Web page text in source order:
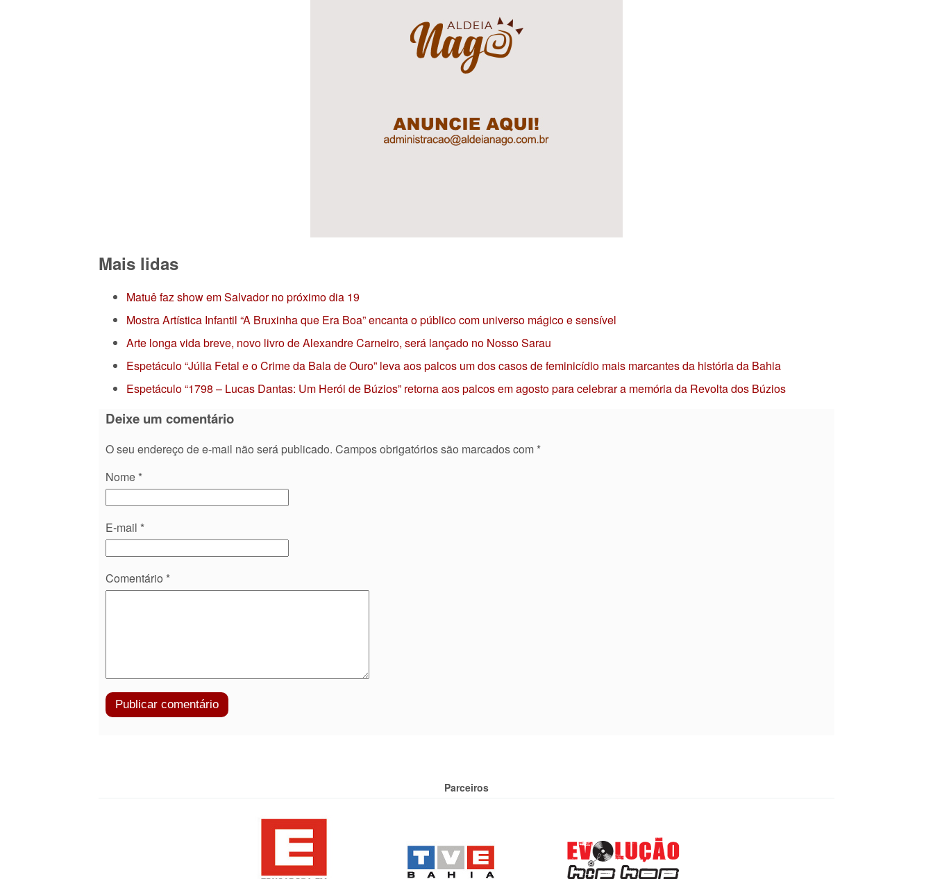
Mais lidas
Matuê faz show em Salvador no próximo dia 19
Mostra Artística Infantil “A Bruxinha que Era Boa” encanta o público com universo mágico e sensível
Arte longa vida breve, novo livro de Alexandre Carneiro, será lançado no Nosso Sarau
Espetáculo “Júlia Fetal e o Crime da Bala de Ouro” leva aos palcos um dos casos de feminicídio mais marcantes da história da Bahia
Espetáculo “1798 – Lucas Dantas: Um Herói de Búzios” retorna aos palcos em agosto para celebrar a memória da Revolta dos Búzios
Deixe um comentário
O seu endereço de e-mail não será publicado. Campos obrigatórios são marcados com *
Nome *
E-mail *
Comentário *
Parceiros